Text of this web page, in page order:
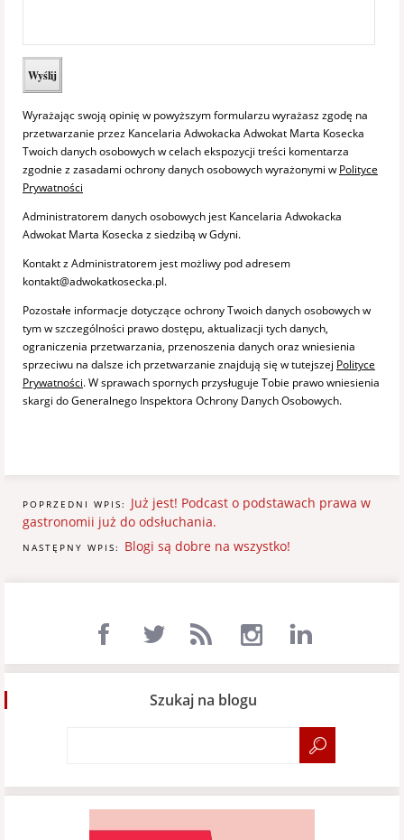
Wyrażając swoją opinię w powyższym formularzu wyrażasz zgodę na
przetwarzanie przez Kancelaria Adwokacka Adwokat Marta Kosecka
Twoich danych osobowych w celach ekspozycji treści komentarza
zgodnie z zasadami ochrony danych osobowych wyrażonymi w Polityce
Prywatności
Administratorem danych osobowych jest Kancelaria Adwokacka
Adwokat Marta Kosecka z siedzibą w Gdyni.
Kontakt z Administratorem jest możliwy pod adresem
kontakt@adwokatkosecka.pl.
Pozostałe informacje dotyczące ochrony Twoich danych osobowych w
tym w szczególności prawo dostępu, aktualizacji tych danych,
ograniczenia przetwarzania, przenoszenia danych oraz wniesienia
sprzeciwu na dalsze ich przetwarzanie znajdują się w tutejszej Polityce
Prywatności. W sprawach spornych przysługuje Tobie prawo wniesienia
skargi do Generalnego Inspektora Ochrony Danych Osobowych.
POPRZEDNI WPIS: Już jest! Podcast o podstawach prawa w
gastronomii już do odsłuchania.
NASTĘPNY WPIS: Blogi są dobre na wszystko!
Szukaj na blogu